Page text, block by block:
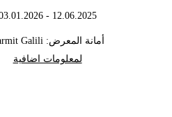
12.06.2025 - 03.01.2026
أمانة المعرض: Karmit Galili
لمعلومات اضافية